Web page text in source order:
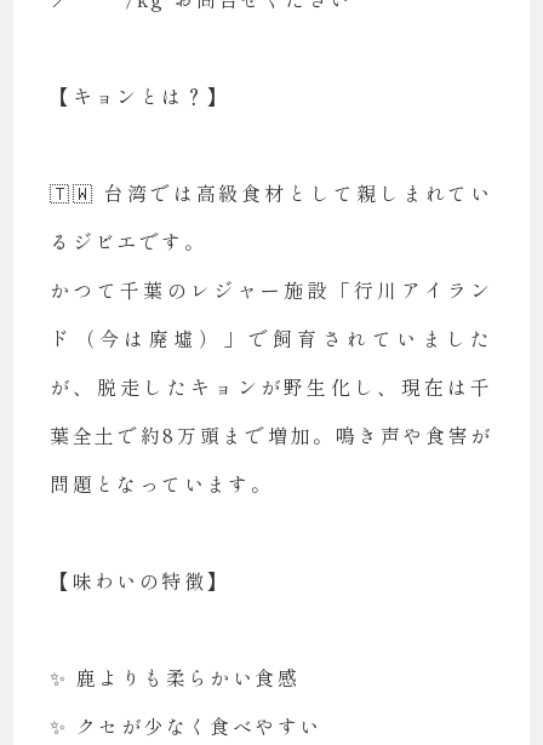
【キョンとは？】
🇹🇼 台湾では高級食材として親しまれてい
るジビエです。
かつて千葉のレジャー施設「行川アイラン
ド（今は廃墟）」で飼育されていました
が、脱走したキョンが野生化し、現在は千
葉全土で約8万頭まで増加。鳴き声や食害が
問題となっています。
【味わいの特徴】
✨ 鹿よりも柔らかい食感
✨ クセが少なく食べやすい